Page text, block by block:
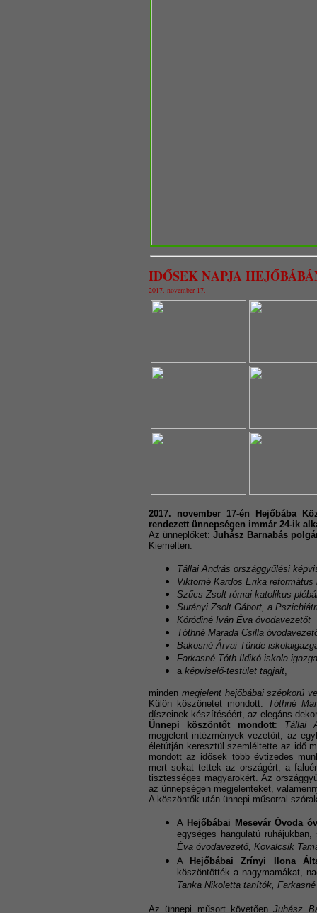
IDŐSEK NAPJA
2017. november 17.
2017. november 17-én Hejőbába
rendezett ünnepségen immár 24-ik
Az ünneplőket: Juhász Barnabás
Kiemelten:
Tállai András országgyűlési
Viktorné Kardos Erika
Szűcs Zsolt római katolikus
Surányi Zsolt Gábort, a
Kóródiné Iván Éva óvodavezetőt
Tóthné Marada Csilla
Bakosné Árvai Tünde
Farkasné Tóth Ildikó iskola
a képviselő-testület tagjait,
minden megjelent hejőbábai szépkorú
Külön köszönetet mondott: Tóthné
díszeinek készítéséért, az elegáns
Ünnepi köszöntőt mondott: Tállai
megjelent intézmények vezetőit, az
életútján keresztül szemléltette az idő
mondott az idősek több évtizedes
mert sokat tettek az országért, a
tisztességes magyarokért. Az
az ünnepségen megjelenteket,
A köszöntők után ünnepi műsorral
A Hejőbábai Mesevár Óvoda
egységes hangulatú
Éva óvodavezető, Kovalcsik
A Hejőbábai Zrínyi Ilona
köszöntötték a nagymamákat,
Tanka Nikoletta tanítók,
Az ünnepi műsort követőenJuhász